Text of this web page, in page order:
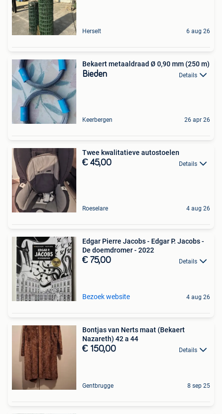
Herselt 6 aug 26
Bekaert metaaldraad Ø 0,90 mm (250 m)
Bieden Details
Keerbergen 26 apr 26
Twee kwalitatieve autostoelen
€ 45,00 Details
Roeselare 4 aug 26
Edgar Pierre Jacobs - Edgar P. Jacobs -
De doemdromer - 2022
€ 75,00 Details
Bezoek website 4 aug 26
Bontjas van Nerts maat (Bekaert
Nazareth) 42 a 44
€ 150,00 Details
Gentbrugge 8 sep 25